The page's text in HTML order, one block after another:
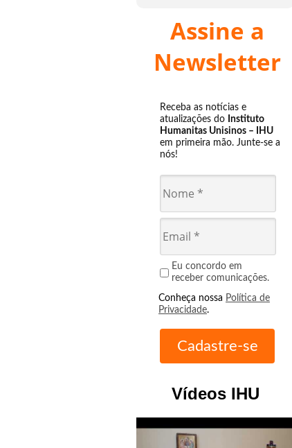
Assine a
Newsletter
Receba as notícias e
atualizações do Instituto
Humanitas Unisinos – IHU
em primeira mão. Junte-se a
nós!
Eu concordo em
receber comunicações.
Conheça nossa Política de
Privacidade.
Vídeos IHU